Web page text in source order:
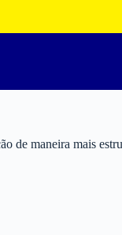
de maneira mais